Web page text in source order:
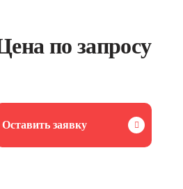
по запросу
Оставить заявку